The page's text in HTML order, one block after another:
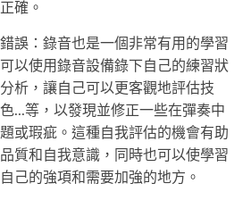
確。
誤：錄音也是一個非常有用的學習
以使用錄音設備錄下自己的練習狀
析，讓自己可以更客觀地評估技
...等，以發現並修正一些在彈奏中
或瑕疵。這種自我評估的機會有助
質和自我意識，同時也可以使學習
己的強項和需要加強的地方。